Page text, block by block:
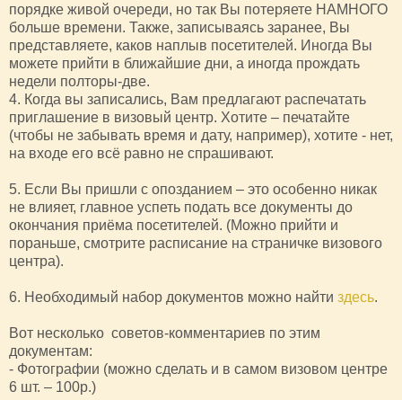
порядке живой очереди, но так Вы потеряете НАМНОГО
больше времени. Также, записываясь заранее, Вы
представляете, каков наплыв посетителей. Иногда Вы
можете прийти в ближайшие дни, а иногда прождать
недели полторы-две.
4. Когда вы записались, Вам предлагают распечатать
приглашение в визовый центр. Хотите – печатайте
(чтобы не забывать время и дату, например), хотите - нет,
на входе его всё равно не спрашивают.
5. Если Вы пришли с опозданием – это особенно никак
не влияет, главное успеть подать все документы до
окончания приёма посетителей. (Можно прийти и
пораньше, смотрите расписание на страничке визового
центра).
6. Необходимый набор документов можно найти здесь.
Вот несколько советов-комментариев по этим
документам:
- Фотографии (можно сделать и в самом визовом центре
6 шт. – 100р.)